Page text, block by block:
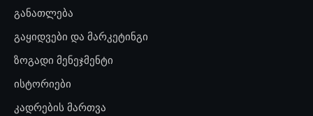
განათლება
გაყიდვები და მარკეტინგი
ზოგადი მენეჯმენტი
ისტორიები
კადრების მართვა